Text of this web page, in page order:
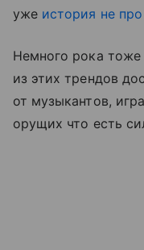
уже история не
Немного рока
из этих трендов
от музыкантов,
орущих что есть